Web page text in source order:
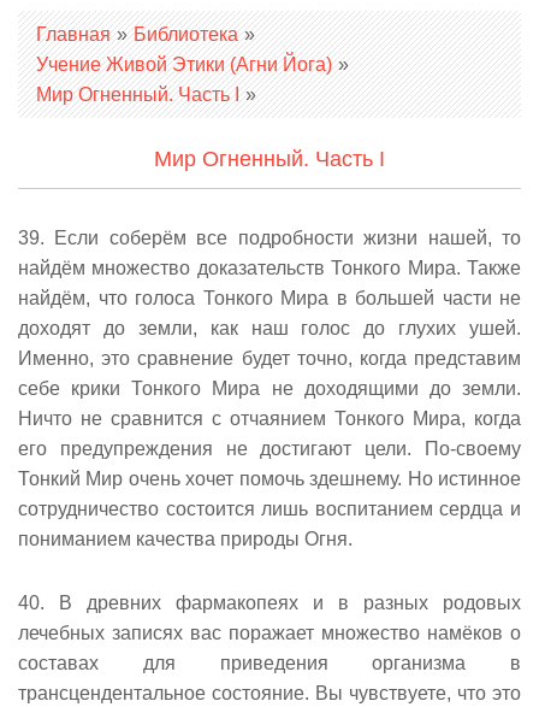
Вы здесь
Главная » Библиотека »
Учение Живой Этики (Агни Йога) »
Мир Огненный. Часть I »
Мир Огненный. Часть I
39. Если соберëм все подробности жизни нашей, то
найдëм множество доказательств Тонкого Мира. Также
найдëм, что голоса Тонкого Мира в большей части не
доходят до земли, как наш голос до глухих ушей.
Именно, это сравнение будет точно, когда представим
себе крики Тонкого Мира не доходящими до земли.
Ничто не сравнится с отчаянием Тонкого Мира, когда
его предупреждения не достигают цели. По-своему
Тонкий Мир очень хочет помочь здешнему. Но истинное
сотрудничество состоится лишь воспитанием сердца и
пониманием качества природы Огня.
40. В древних фармакопеях и в разных родовых
лечебных записях вас поражает множество намëков о
составах для приведения организма в
трансцендентальное состояние. Вы чувствуете, что это